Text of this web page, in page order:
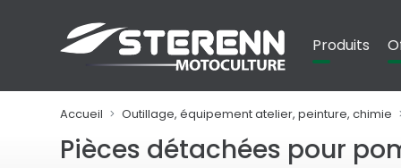
Produits
Accueil Outillage, équipement atelier, peinture, chimie
Pièces détachées pour